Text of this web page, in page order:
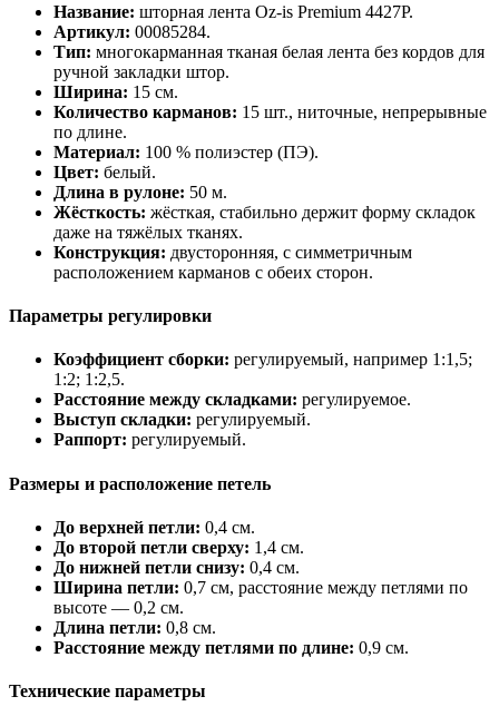
Название: шторная лента Oz‑is Premium 4427P.
Артикул: 00085284.
Тип: многокарманная тканая белая лента без кордов для
ручной закладки штор.
Ширина: 15 см.
Количество карманов: 15 шт., ниточные, непрерывные
по длине.
Материал: 100 % полиэстер (ПЭ).
Цвет: белый.
Длина в рулоне: 50 м.
Жёсткость: жёсткая, стабильно держит форму складок
даже на тяжёлых тканях.
Конструкция: двусторонняя, с симметричным
расположением карманов с обеих сторон.
Параметры регулировки
Коэффициент сборки: регулируемый, например 1:1,5;
1:2; 1:2,5.
Расстояние между складками: регулируемое.
Выступ складки: регулируемый.
Раппорт: регулируемый.
Размеры и расположение петель
До верхней петли: 0,4 см.
До второй петли сверху: 1,4 см.
До нижней петли снизу: 0,4 см.
Ширина петли: 0,7 см, расстояние между петлями по
высоте — 0,2 см.
Длина петли: 0,8 см.
Расстояние между петлями по длине: 0,9 см.
Технические параметры